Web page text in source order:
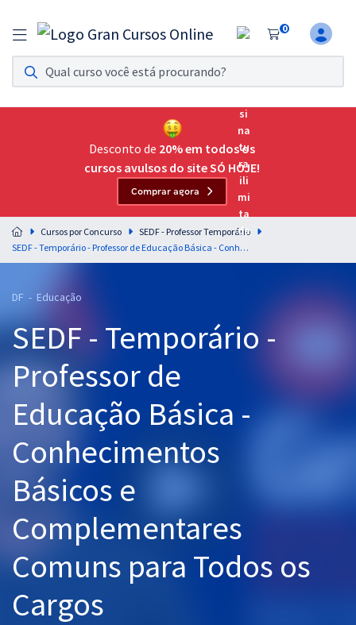
0
Assinatura Ilimitada 11
Acesso a todos os cursos. Teste grátis por 7 dias!
Assinatura OAB Até Passar
Acesso ilimitado a toda preparação para o Exame da
Residências Multiprofissionais
Preparação completa e intensiva para as principais
residências em saúde do Brasil
Cursos 20% OFF
Pós
Graduação
OAB
Mentorias
Questões grátis
Aprovados
Desconto de 20% em todos os
cursos avulsos do site SÓ HOJE!
Comprar agora
Cursos por Concurso
SEDF - Professor Temporário
SEDF - Temporário - Professor de Educação Básica - Conhecimentos Básicos e Complementares Comuns para Todos os Cargos
DF - Educação
SEDF - Temporário -
Professor de
Educação Básica -
Conhecimentos
Básicos e
Complementares
Comuns para Todos os
Cargos